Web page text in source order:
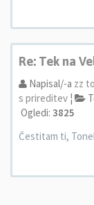
Re: Tek na
Napisal/-a zz
s prireditev ¦
Ogledi: 3825
Čestitam ti,